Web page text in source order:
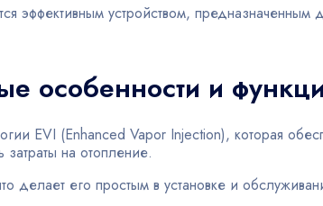
эффективным устройством,
особенности и
EVI (Enhanced Vapor Injection), которая
на отопление.
делает его простым в установке и